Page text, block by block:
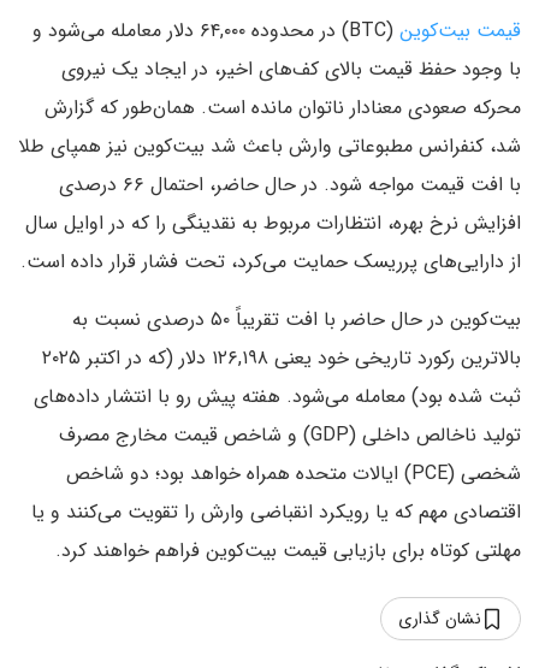
قیمت بیت‌کوین
(BTC) در محدوده ۶۴,۰۰۰ دلار معامله می‌شود و
با وجود حفظ قیمت بالای کف‌های اخیر، در ایجاد یک نیروی
محرکه صعودی معنادار ناتوان مانده است. همان‌طور که گزارش
شد، کنفرانس مطبوعاتی وارش باعث شد بیت‌کوین نیز همپای طلا
با افت قیمت مواجه شود. در حال حاضر، احتمال ۶۶ درصدی
افزایش نرخ بهره، انتظارات مربوط به نقدینگی را که در اوایل سال
از دارایی‌های پرریسک حمایت می‌کرد، تحت فشار قرار داده است.
بیت‌کوین در حال حاضر با افت تقریباً ۵۰ درصدی نسبت به
بالاترین رکورد تاریخی خود یعنی ۱۲۶,۱۹۸ دلار (که در اکتبر ۲۰۲۵
ثبت شده بود) معامله می‌شود. هفته پیش‌ رو با انتشار داده‌های
تولید ناخالص داخلی (GDP) و شاخص قیمت مخارج مصرف
شخصی (PCE) ایالات متحده همراه خواهد بود؛ دو شاخص
اقتصادی مهم که یا رویکرد انقباضی وارش را تقویت می‌کنند و یا
مهلتی کوتاه برای بازیابی قیمت بیت‌کوین فراهم خواهند کرد.
نشان گذاری